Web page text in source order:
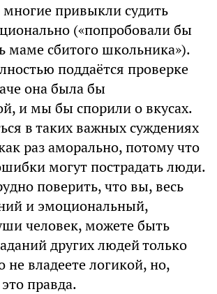
привыкли судить
(«попробовали бы
маме сбитого школьника»).
поддаётся проверке
она была бы
и мы бы спорили о вкусах.
в таких важных суждениях
раз аморально, потому что
могут пострадать люди.
поверить, что вы, весь
и эмоциональный,
человек, можете быть
других людей только
не владеете логикой, но,
правда.